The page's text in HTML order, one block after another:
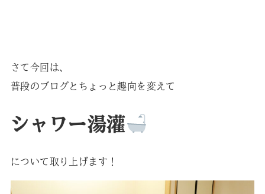
さて今回は、
普段のブログとちょっと趣向を変えて
シャワー湯灌
について取り上げます！